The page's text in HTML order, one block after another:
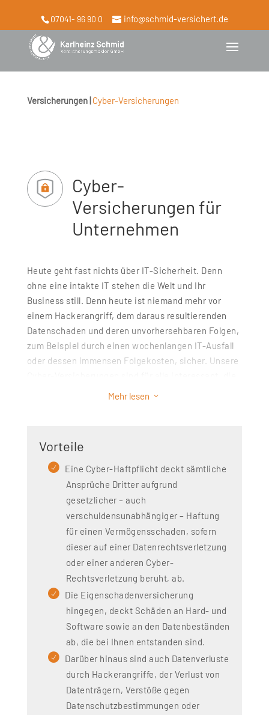
07041- 96 90 0 info@schmid-versichert.de
Versicherungen |Cyber-Versicherungen
Cyber-
Versicherungen für
Unternehmen
Heute geht fast nichts über IT-Sicherheit. Denn
ohne eine intakte IT stehen die Welt und Ihr
Business still. Denn heute ist niemand mehr vor
einem Hackerangriff, dem daraus resultierenden
Datenschaden und deren unvorhersehbaren Folgen,
zum Beispiel durch einen wochenlangen IT-Ausfall
oder dessen immensen Folgekosten, sicher. Unsere
Daten vorhalten oder archivieren, online aktiv sind
z.B. Kundendaten, verwalten, auf ihren Servern
archivieren und/oder online aktiv sind, empfiehlt
sich eine Cyber-Versicherung. Die eingeschlossene
Haftpflicht deckt dabei Ansprüche Dritter aufgrund
gesetzlicher – auch verschuldensunabhängiger –
Haftung für einen Vermögensschaden ab, sofern
dieser auf einer Datenrechtsverletzung oder einer
anderen Cyberrechtsverletzung beruht.
Die Eigenschadenversicherung hingegen deckt
Schäden an Hard- und Software sowie den
Datenbeständen ab, die im Unternehmen
entstanden sind, wie z.B. Datenverluste durch
gegen Datenschutzbestimmungen oder
Geheimhaltungspflichten, Aktivierung von
Schadsoftware auf eigenen Rechnern und deren
Weiterverbreitung sowie die Verletzung von
Persönlichkeitsrechten Dritter.
Mehr lesen 3
Vorteile
Eine Cyber-Haftpflicht deckt sämtliche
Ansprüche Dritter aufgrund
gesetzlicher – auch
verschuldensunabhängiger – Haftung
für einen Vermögensschaden, sofern
dieser auf einer Datenrechtsverletzung
oder einer anderen Cyber-
Rechtsverletzung beruht, ab.
Die Eigenschadenversicherung
hingegen, deckt Schäden an Hard- und
Software sowie an den Datenbeständen
ab, die bei Ihnen entstanden sind.
Darüber hinaus sind auch Datenverluste
durch Hackerangriffe, der Verlust von
Datenträgern, Verstöße gegen
Datenschutzbestimmungen oder